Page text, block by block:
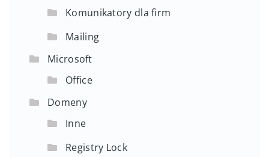
Komunikatory dla firm
Mailing
Microsoft
Office
Domeny
Inne
Registry Lock